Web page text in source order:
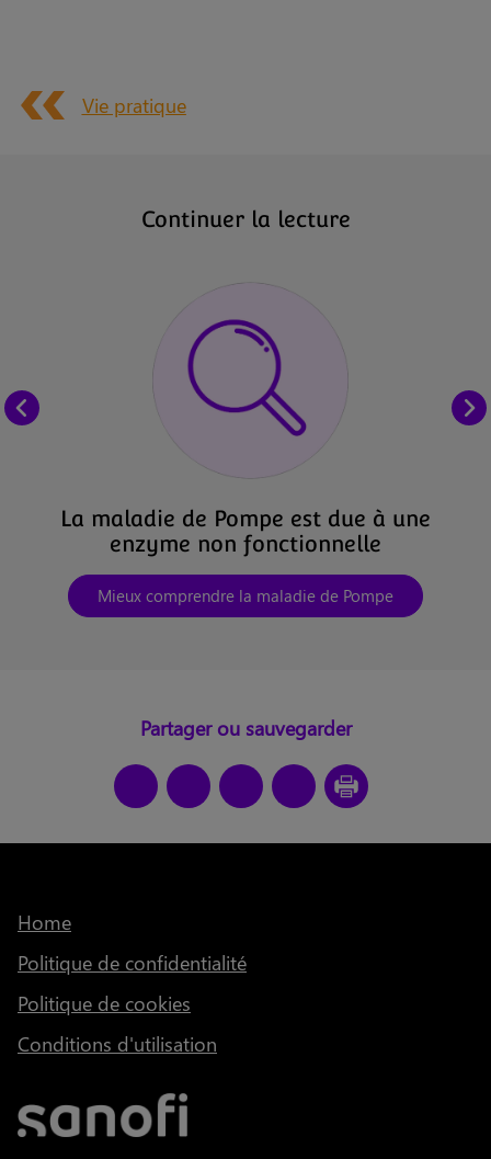
Vie pratique
Continuer la lecture
La maladie de Pompe est due à une
enzyme non fonctionnelle
Mieux comprendre la maladie de Pompe
Partager ou sauvegarder
Home
Politique de confidentialité
Politique de cookies
Conditions d'utilisation